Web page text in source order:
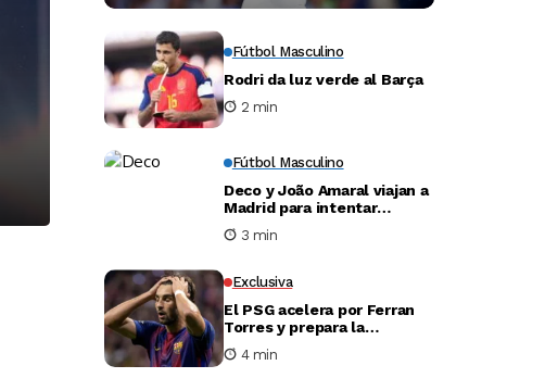
Fútbol Masculino
Rodri da luz verde al Barça
2 min
Fútbol Masculino
Deco y João Amaral viajan a
Madrid para intentar
desbloquear el fichaje de
Julián Álvarez
3 min
Exclusiva
El PSG acelera por Ferran
Torres y prepara la
negociación con el Barça
4 min